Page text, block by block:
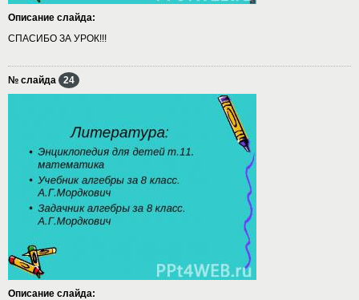
Описание слайда:
СПАСИБО ЗА УРОК!!!
№ слайда 24
Описание слайда: